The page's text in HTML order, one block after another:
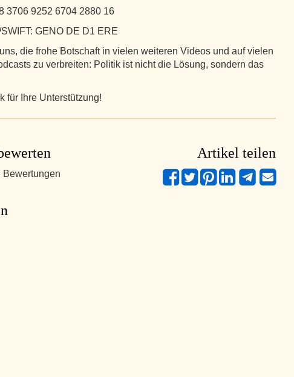
3706 9252 6704 2880 16
GENO DE D1 ERE
die frohe Botschaft in vielen weiteren Videos und auf vielen
zu verbreiten: Politik ist nicht die Lösung, sondern das
für Ihre Unterstützung!
Bewertungen
Artikel teilen